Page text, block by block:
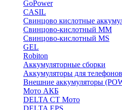
GoPower
CASIL
Свинцово кислотные
Cвинцово-кислотный MM
Cвинцово-кислотный MS
GEL
Robiton
Аккумуляторные сборки
Аккумуляторы для телефонов
Внешние аккумуляторы
Мото АКБ
DELTA CT Мото
DELTA EPS